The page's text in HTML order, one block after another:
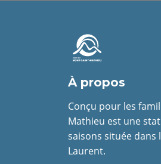
À propos
Conçu pour les
Mathieu est une
saisons située dans
Laurent.